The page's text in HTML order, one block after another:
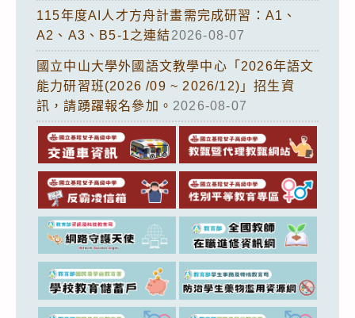
115年度AI人才方舟計畫需完成研習：A1、
A2、A3、B5-1之連結2026-08-07
國立中山大學外國語文教學中心「2026年語文
能力研習班(2026 /09 ~ 2026/12)」招生資
訊，請踴躍報名參加。 2026-08-07